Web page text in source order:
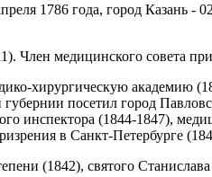
1786 года, город Казань -
Член медицинского совета
хирургическую академию
посетил город
инспектора (1844-1847),
в Санкт-Петербурге
(1842), святого